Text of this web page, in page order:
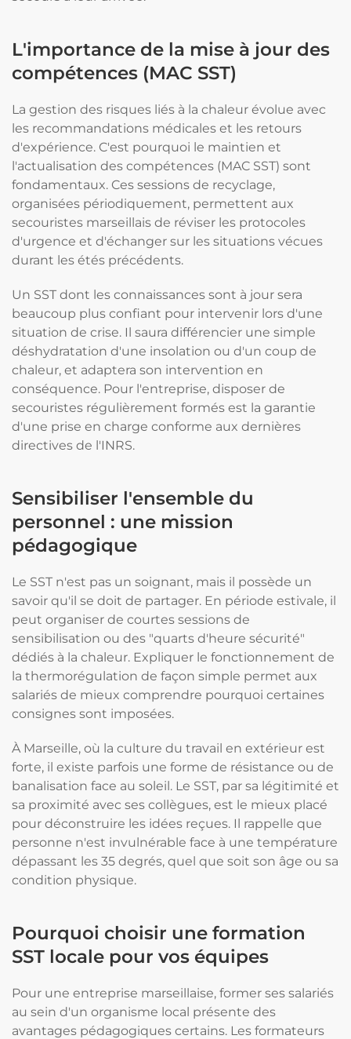
L'importance de la mise à jour des
compétences (MAC SST)
La gestion des risques liés à la chaleur évolue avec
les recommandations médicales et les retours
d'expérience. C'est pourquoi le maintien et
l'actualisation des compétences (MAC SST) sont
fondamentaux. Ces sessions de recyclage,
organisées périodiquement, permettent aux
secouristes marseillais de réviser les protocoles
d'urgence et d'échanger sur les situations vécues
durant les étés précédents.
Un SST dont les connaissances sont à jour sera
beaucoup plus confiant pour intervenir lors d'une
situation de crise. Il saura différencier une simple
déshydratation d'une insolation ou d'un coup de
chaleur, et adaptera son intervention en
conséquence. Pour l'entreprise, disposer de
secouristes régulièrement formés est la garantie
d'une prise en charge conforme aux dernières
directives de l'INRS.
Sensibiliser l'ensemble du
personnel : une mission
pédagogique
Le SST n'est pas un soignant, mais il possède un
savoir qu'il se doit de partager. En période estivale, il
peut organiser de courtes sessions de
sensibilisation ou des "quarts d'heure sécurité"
dédiés à la chaleur. Expliquer le fonctionnement de
la thermorégulation de façon simple permet aux
salariés de mieux comprendre pourquoi certaines
consignes sont imposées.
À Marseille, où la culture du travail en extérieur est
forte, il existe parfois une forme de résistance ou de
banalisation face au soleil. Le SST, par sa légitimité et
sa proximité avec ses collègues, est le mieux placé
pour déconstruire les idées reçues. Il rappelle que
personne n'est invulnérable face à une température
dépassant les 35 degrés, quel que soit son âge ou sa
condition physique.
Pourquoi choisir une formation
SST locale pour vos équipes
Pour une entreprise marseillaise, former ses salariés
au sein d'un organisme local présente des
avantages pédagogiques certains. Les formateurs